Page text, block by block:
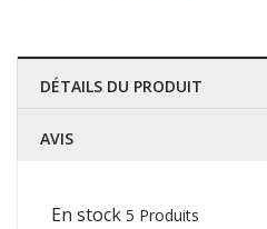
DÉTAILS DU PRODUIT
AVIS
En stock 5 Produits